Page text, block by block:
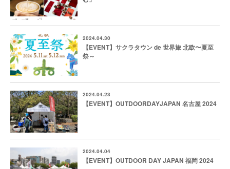
2024.04.30
【EVENT】サクラタウン de 世界旅 北欧〜夏至
祭～
2024.04.23
【EVENT】OUTDOORDAYJAPAN 名古屋 2024
2024.04.04
【EVENT】OUTDOOR DAY JAPAN 福岡 2024